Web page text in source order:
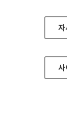
포
자
사